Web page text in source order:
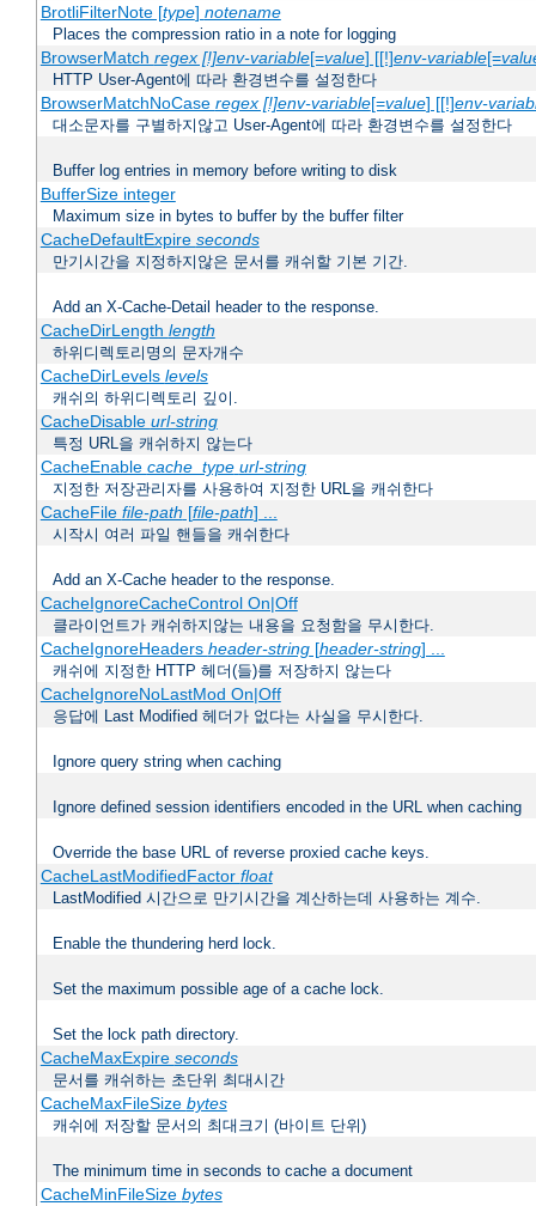
BrotliFilterNote [type] notename
Places the compression ratio in a note for logging
BrowserMatch regex [!]env-variable[=value] [[!]env-variable[=
HTTP User-Agent에 따라 환경변수를 설정한다
BrowserMatchNoCase regex [!]env-variable[=value] [[!]env-
대소문자를 구별하지않고 User-Agent에 따라 환경변수를 설정한다
Buffer log entries in memory before writing to disk
BufferSize integer
Maximum size in bytes to buffer by the buffer filter
CacheDefaultExpire seconds
만기시간을 지정하지않은 문서를 캐쉬할 기본 기간.
Add an X-Cache-Detail header to the response.
CacheDirLength length
하위디렉토리명의 문자개수
CacheDirLevels levels
캐쉬의 하위디렉토리 깊이.
CacheDisable url-string
특정 URL을 캐쉬하지 않는다
CacheEnable cache_type url-string
지정한 저장관리자를 사용하여 지정한 URL을 캐쉬한다
CacheFile file-path [file-path] ...
시작시 여러 파일 핸들을 캐쉬한다
Add an X-Cache header to the response.
CacheIgnoreCacheControl On|Off
클라이언트가 캐쉬하지않는 내용을 요청함을 무시한다.
CacheIgnoreHeaders header-string[header-string] ...
캐쉬에 지정한 HTTP 헤더(들)를 저장하지 않는다
CacheIgnoreNoLastMod On|Off
응답에 Last Modified 헤더가 없다는 사실을 무시한다.
Ignore query string when caching
Ignore defined session identifiers encoded in the URL when caching
Override the base URL of reverse proxied cache keys.
CacheLastModifiedFactor float
LastModified 시간으로 만기시간을 계산하는데 사용하는 계수.
Enable the thundering herd lock.
Set the maximum possible age of a cache lock.
Set the lock path directory.
CacheMaxExpire seconds
문서를 캐쉬하는 초단위 최대시간
CacheMaxFileSize bytes
캐쉬에 저장할 문서의 최대크기 (바이트 단위)
The minimum time in seconds to cache a document
CacheMinFileSize bytes